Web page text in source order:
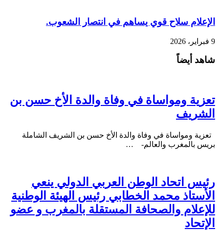
الإعلام سلاح قوي يساهم في انتصار الشعوب.
9 فبراير، 2026
شاهد أيضاً
تعزية ومواساة في وفاة والدة الأخ حسن بن
الشريف
تعزية ومواساة في وفاة والدة الأخ حسن بن الشريف الشاملة
بريس بالمغرب والعالم- …
رئيس اتحاد الوطن العربي الدولي ينعي
الأستاذ محمد الخطابي رئيس الهيئة الوطنية
للإعلام والصحافة المستقلة بالمغرب و عضو
الإتحاد